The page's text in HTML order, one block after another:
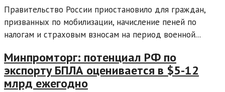
Правительство России приостановило для граждан,
призванных по мобилизации, начисление пеней по
налогам и страховым взносам на период военной...
Минпромторг: потенциал РФ по
экспорту БПЛА оценивается в $5-12
млрд ежегодно